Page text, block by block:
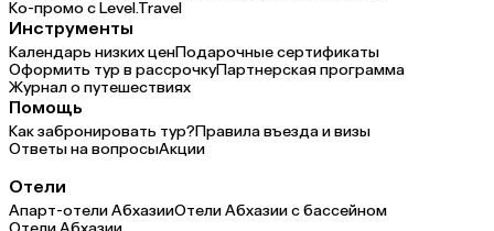
Ко-промо с Level.Travel
Инструменты
Календарь низких ценПодарочные сертификаты
Оформить тур в рассрочкуПартнерская программа
Журнал о путешествиях
Помощь
Как забронировать тур?Правила въезда и визы
Ответы на вопросыАкции
Отели
Апарт-отели АбхазииОтели Абхазии с бассейном